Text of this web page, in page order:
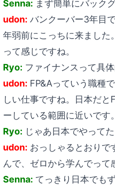
Senna: まず簡単にバック
udon: バンクーバー3年目
年弱前にこっちに来ました
って感じですね。
Ryo: ファイナンスって具
udon: FP&Aっていう職種
しい仕事ですね。日本だ
ーしている範囲に近いです。
Ryo: じゃあ日本でやって
udon: おっしゃるとおりで
んで、ゼロから学んでって
Senna: てっきり日本でも